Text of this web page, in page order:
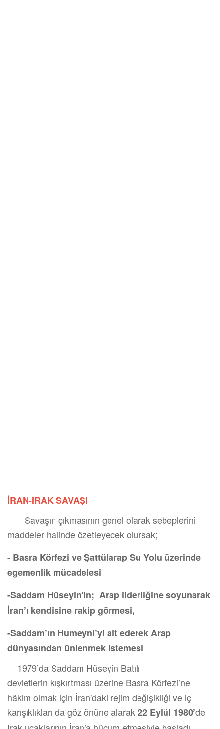
İRAN-IRAK SAVAŞI
Savaşın çıkmasının genel olarak sebeplerini
maddeler halinde özetleyecek olursak;
- Basra Körfezi ve Şattülarap Su Yolu üzerinde
egemenlik mücadelesi
-Saddam Hüseyin'in; Arap liderliğine soyunarak
İran’ı kendisine rakip görmesi,
-Saddam’ın Humeyni’yi alt ederek Arap
dünyasından ünlenmek istemesi
1979’da Saddam Hüseyin Batılı
devletlerin kışkırtması üzerine Basra Körfezi’ne
hâkim olmak için İran'daki rejim değişikliği ve iç
karışıklıkları da göz önüne alarak22 Eylül 1980’de